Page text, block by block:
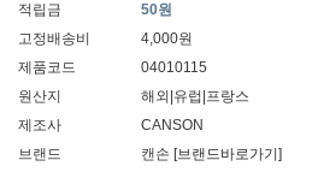
적립금
50원
고정배송비
4,000원
제품코드
04010115
원산지
해외|유럽|프랑스
제조사
CANSON
브랜드
캔손 [브랜드바로가기]